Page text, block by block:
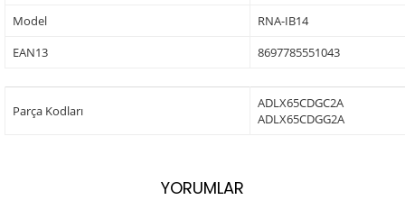
Model
RNA-IB14
EAN13
8697785551043
Parça Kodları
ADLX65CDGC2A
ADLX65CDGG2A
YORUMLAR